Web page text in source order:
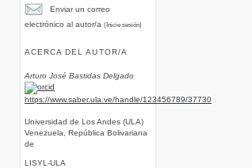
Enviar un correo
electrónico al autor/a (Inicie sesión)
ACERCA DEL AUTOR/A
Arturo José Bastidas Delgado
https://www.saber.ula.ve/handle/123456789/37730
Universidad de Los Andes (ULA)
Venezuela, República Bolivariana
de
LISYL-ULA